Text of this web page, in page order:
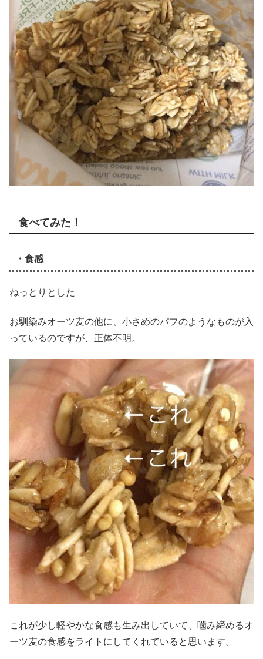
食べてみた！
・食感
ねっとりとした
お馴染みオーツ麦の他に、小さめのパフのようなものが入
っているのですが、正体不明。
これが少し軽やかな食感も生み出していて、噛み締めるオ
ーツ麦の食感をライトにしてくれていると思います。